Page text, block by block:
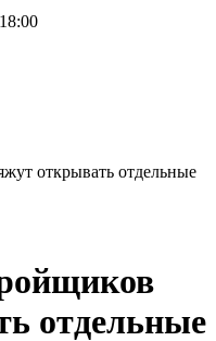
открывать отдельные
отдельные